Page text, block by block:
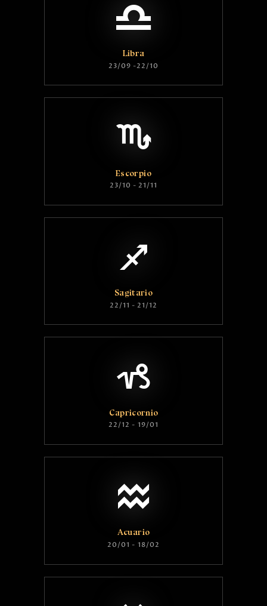
Libra
23/09 -22/10
Escorpio
23/10 - 21/11
Sagitario
22/11 - 21/12
Capricornio
22/12 - 19/01
Acuario
20/01 - 18/02